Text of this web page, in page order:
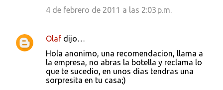
4 de febrero de 2011 a las 2:03 p.m.
Olaf dijo…
Hola anonimo, una recomendacion, llama a
la empresa, no abras la botella y reclama lo
que te sucedio, en unos dias tendras una
sorpresita en tu casa;)